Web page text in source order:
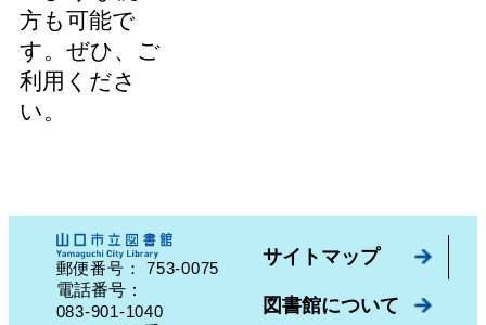
方も可能で
す。ぜひ、ご
利用くださ
い。
郵便番号：753-0075 山口県山口市中園町７番７号
電話番号：
083-901-1040
サイトマップ
図書館について